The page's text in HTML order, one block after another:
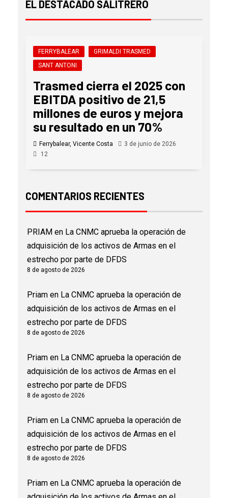
EL DESTACADO SALITRERO
FERRYBALEAR
GRIMALDI TRASMED
SANT ANTONI
Trasmed cierra el 2025 con
EBITDA positivo de 21,5
millones de euros y mejora
su resultado en un 70%
Ferrybalear, Vicente Costa
3 de junio de 2026
12
COMENTARIOS RECIENTES
PRIAM en La CNMC aprueba la operación de
adquisición de los activos de Armas en el
estrecho por parte de DFDS
8 de agosto de 2026
Priam en La CNMC aprueba la operación de
adquisición de los activos de Armas en el
estrecho por parte de DFDS
8 de agosto de 2026
Priam en La CNMC aprueba la operación de
adquisición de los activos de Armas en el
estrecho por parte de DFDS
8 de agosto de 2026
Priam en La CNMC aprueba la operación de
adquisición de los activos de Armas en el
estrecho por parte de DFDS
8 de agosto de 2026
Priam en La CNMC aprueba la operación de